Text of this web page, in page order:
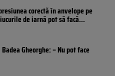
corectă în anvelope pe
de iarnă pot să facă...
Badea Gheorghe: – Nu pot face